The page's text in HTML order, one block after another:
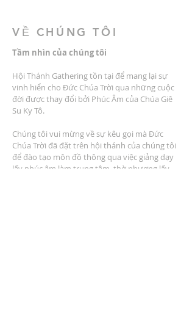
VỀ CHÚNG TÔI
Tầm nhìn của chúng tôi
Hội Thánh Gathering tồn tại để mang lại sự
vinh hiển cho Đức Chúa Trời qua những cuộc
đời được thay đổi bởi Phúc Âm của Chúa Giê
Su Ky Tô.
Chúng tôi vui mừng về sự kêu gọi mà Đức
Chúa Trời đã đặt trên hội thánh của chúng tôi
để đào tạo môn đồ thông qua việc giảng dạy
lấy phúc âm làm trung tâm, thờ phượng lấy